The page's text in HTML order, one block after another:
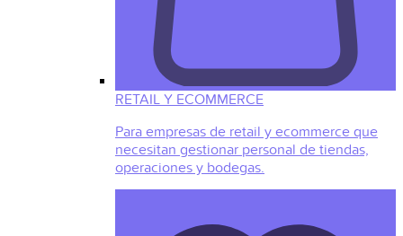
RETAIL Y ECOMMERCE
Para empresas de retail y ecommerce que
necesitan gestionar personal de tiendas,
operaciones y bodegas.